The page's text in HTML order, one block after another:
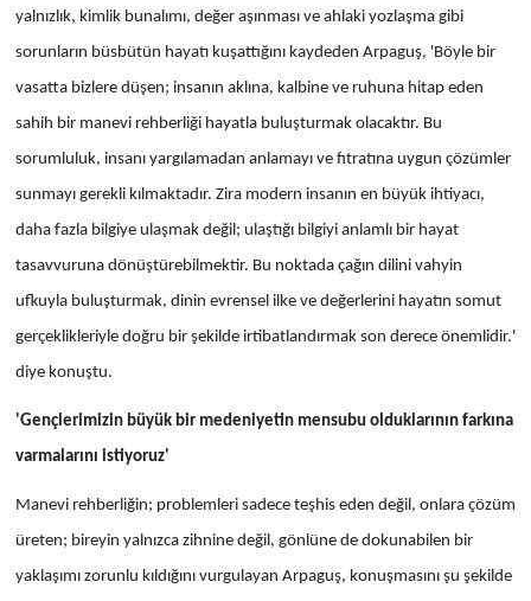
yalnızlık, kimlik bunalımı, değer aşınması ve ahlaki yozlaşma gibi
sorunların büsbütün hayatı kuşattığını kaydeden Arpaguş, 'Böyle bir
vasatta bizlere düşen; insanın aklına, kalbine ve ruhuna hitap eden
sahih bir manevi rehberliği hayatla buluşturmak olacaktır. Bu
sorumluluk, insanı yargılamadan anlamayı ve fıtratına uygun çözümler
sunmayı gerekli kılmaktadır. Zira modern insanın en büyük ihtiyacı,
daha fazla bilgiye ulaşmak değil; ulaştığı bilgiyi anlamlı bir hayat
tasavvuruna dönüştürebilmektir. Bu noktada çağın dilini vahyin
ufkuyla buluşturmak, dinin evrensel ilke ve değerlerini hayatın somut
gerçeklikleriyle doğru bir şekilde irtibatlandırmak son derece önemlidir.'
diye konuştu.
'Gençlerimizin büyük bir medeniyetin mensubu olduklarının farkına
varmalarını istiyoruz'
Manevi rehberliğin; problemleri sadece teşhis eden değil, onlara çözüm
üreten; bireyin yalnızca zihnine değil, gönlüne de dokunabilen bir
yaklaşımı zorunlu kıldığını vurgulayan Arpaguş, konuşmasını şu şekilde